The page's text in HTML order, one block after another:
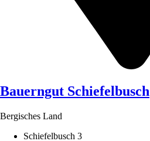
Bauerngut Schiefelbusch
Bergisches Land
Schiefelbusch 3